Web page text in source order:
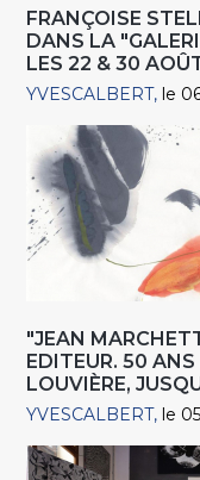
FRANÇOISE
DANS LA
LES 22 & 30
YVESCALBERT le
"JEAN
EDITEUR. 50
LOUVIÈRE,
YVESCALBERT le